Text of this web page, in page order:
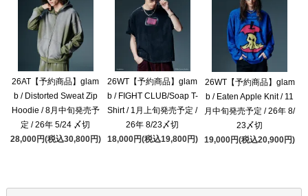
26AT【予約商品】glam
b / Distorted Sweat Zip
Hoodie / 8月中旬発売予
定 / 26年 5/24 〆切
28,000円(税込30,800円)
26WT【予約商品】glam
b / FIGHT CLUB/Soap T-
Shirt / 1月上旬発売予定 /
26年 8/23〆切
18,000円(税込19,800円)
26WT【予約商品】glam
b / Eaten Apple Knit / 11
月中旬発売予定 / 26年 8/
23〆切
19,000円(税込20,900円)